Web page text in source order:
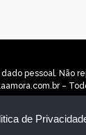
de
pessoal.
–